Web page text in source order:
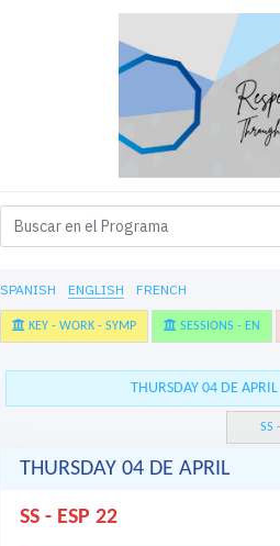
SPANISH ENGLISH FRENCH
KEY - WORK - SYMP SESSIONS - EN
THURSDAY 04 DE APRIL
SS
THURSDAY 04 DE APRIL
SS - ESP 22